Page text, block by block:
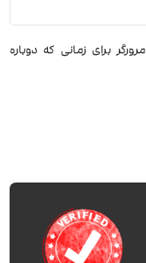
برای زمانی که دوباره